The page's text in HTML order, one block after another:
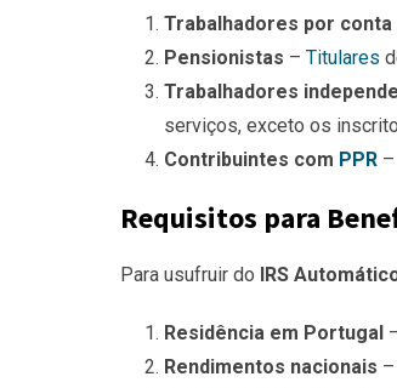
Trabalhadores por
Pensionistas – Titulares
Trabalhadores
serviços, exceto os
Contribuintes com PPR
Requisitos para
Para usufruir do IRS
Residência em Portugal
Rendimentos nacionais